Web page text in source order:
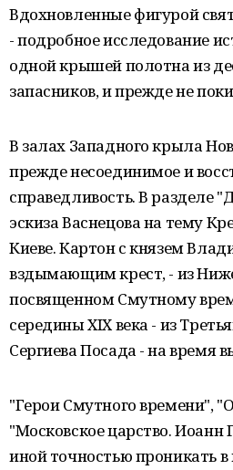
Вдохновленные фигурой
- подробное исследование
одной крышей полотна из
запасников, и прежде не
В залах Западного крыла
прежде несоединимое и
справедливость. В разделе
эскиза Васнецова на тему
Киеве. Картон с князем
вздымающим крест, - из
посвященном Смутному
середины XIX века - из
Сергиева Посада - на время
"Герои Смутного времени",
"Московское царство.
иной точностью проникать